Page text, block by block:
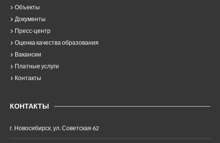
Объекты
Документы
Пресс-центр
Оценка качества образования
Вакансии
Платные услуги
Контакты
КОНТАКТЫ
г. Новосибирск, ул. Советская 62